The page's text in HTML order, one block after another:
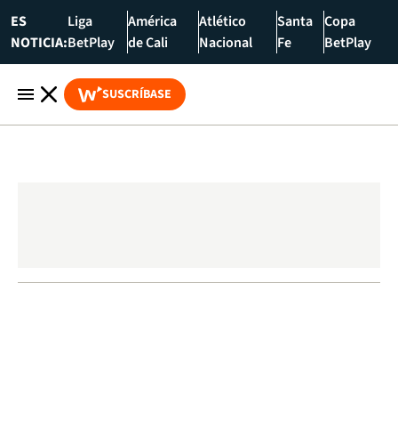
ES
NOTICIA:
Liga
BetPlay
América
de Cali
Atlético
Nacional
Santa
Fe
Copa
BetPlay
SUSCRÍBASE